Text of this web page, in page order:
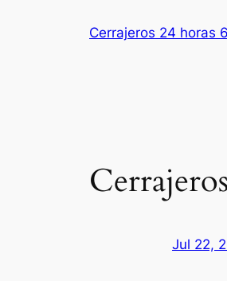
Cerrajeros 24 horas
Jul 22,